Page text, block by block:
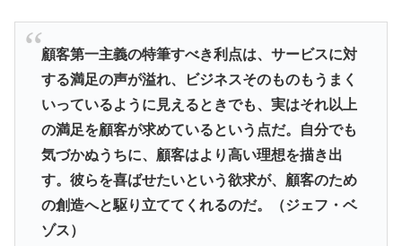
顧客第一主義の特筆すべき利点は、サービスに対
する満足の声が溢れ、ビジネスそのものもうまく
いっているように見えるときでも、実はそれ以上
の満足を顧客が求めているという点だ。自分でも
気づかぬうちに、顧客はより高い理想を描き出
す。彼らを喜ばせたいという欲求が、顧客のため
の創造へと駆り立ててくれるのだ。（ジェフ・ベ
ゾス）